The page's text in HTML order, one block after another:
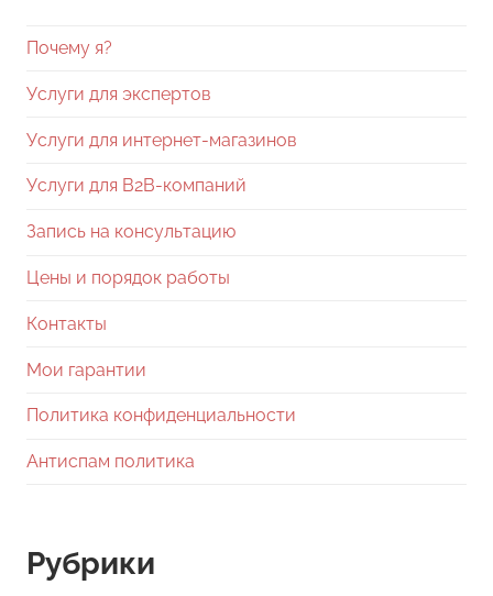
Почему я?
Услуги для экспертов
Услуги для интернет-магазинов
Услуги для В2В-компаний
Запись на консультацию
Цены и порядок работы
Контакты
Мои гарантии
Политика конфиденциальности
Антиспам политика
Рубрики